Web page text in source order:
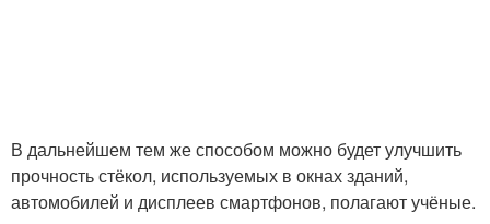
В дальнейшем тем же способом можно будет улучшить
прочность стёкол, используемых в окнах зданий,
автомобилей и дисплеев смартфонов, полагают учёные.